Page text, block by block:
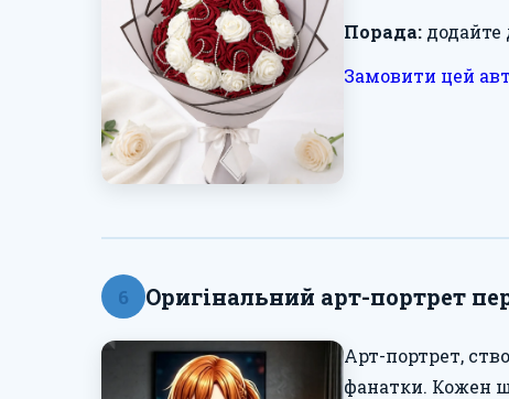
Порада: додайте
Замовити цей
6 Оригінальний арт-портрет
Арт-портрет,
фанатки. Кожен